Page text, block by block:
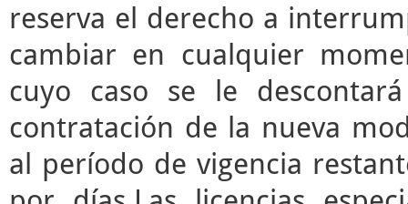
reserva el derecho a
cambiar en cualquier
cuyo caso se le
contratación de la nueva
al período de vigencia